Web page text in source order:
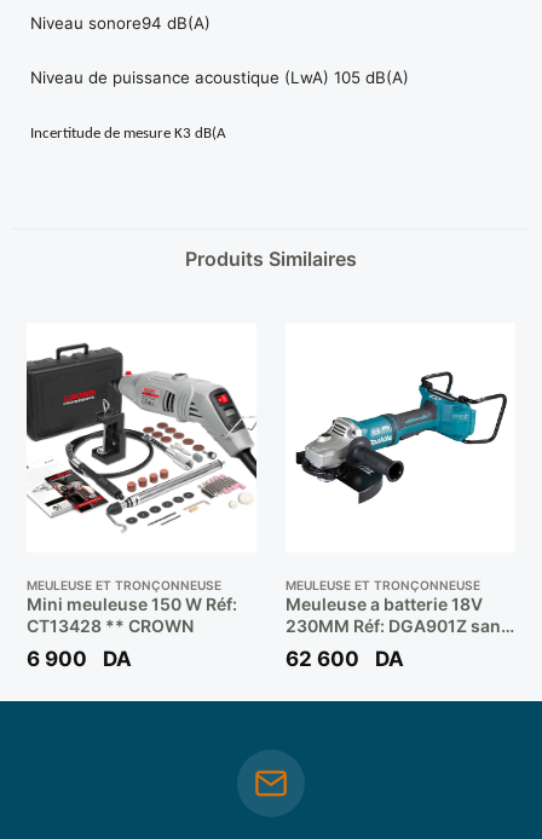
Niveau sonore94 dB(A)
Niveau de puissance acoustique (LwA) 105 dB(A)
Incertitude de mesure K3 dB(A
Produits Similaires
MEULEUSE ET TRONÇONNEUSE
Mini meuleuse 150 W Réf:
CT13428 ** CROWN
6 900 DA
MEULEUSE ET TRONÇONNEUSE
Meuleuse a batterie 18V
230MM Réf: DGA901Z sans
batterie ** MAKITA
62 600 DA